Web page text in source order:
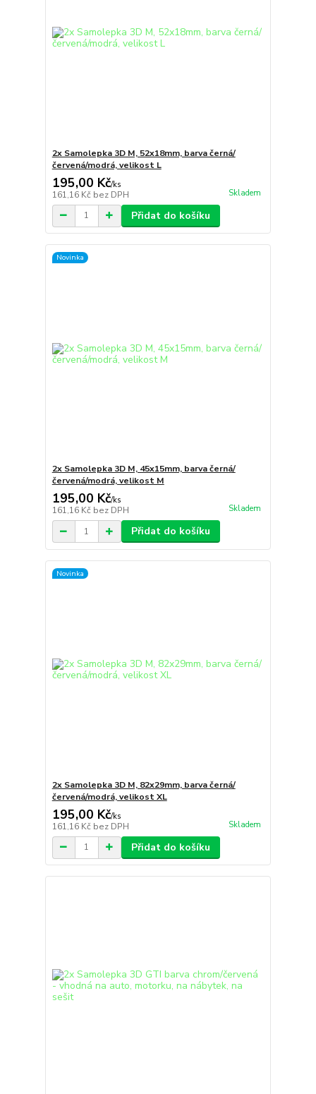
2x Samolepka 3D M, 52x18mm, barva černá/
červená/modrá, velikost L
195,00 Kč/ks
161,16 Kč bez DPH Skladem
Přidat do košíku
Novinka
2x Samolepka 3D M, 45x15mm, barva černá/
červená/modrá, velikost M
195,00 Kč/ks
161,16 Kč bez DPH Skladem
Přidat do košíku
Novinka
2x Samolepka 3D M, 82x29mm, barva černá/
červená/modrá, velikost XL
195,00 Kč/ks
161,16 Kč bez DPH Skladem
Přidat do košíku